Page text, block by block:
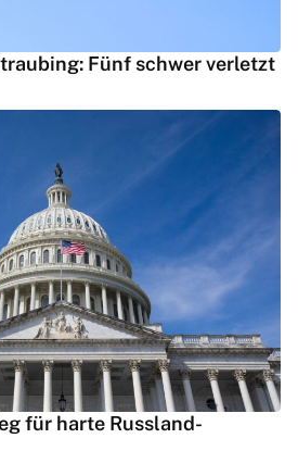
Fünf schwer verletzt
für harte Russland-